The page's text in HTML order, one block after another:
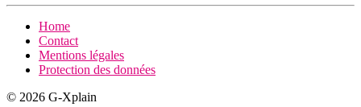
Home
Contact
Mentions légales
Protection des données
© 2026 G-Xplain